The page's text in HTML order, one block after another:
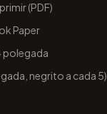
(PDF)
Paper
polegada
negrito a cada 5)